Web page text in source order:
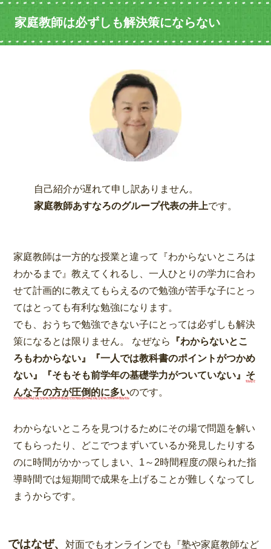
家庭教師は必ずしも解決策にならない
自己紹介が遅れて申し訳ありません。
家庭教師あすなろのグループ代表の井上です。
家庭教師は一方的な授業と違って『わからないところは
わかるまで』教えてくれるし、一人ひとりの学力に合わ
せて計画的に教えてもらえるので勉強が苦手な子にとっ
てはとっても有利な勉強になります。
でも、おうちで勉強できない子にとっては必ずしも解決
策になるとは限りません。 なぜなら
『わからないとこ
ろもわからない』『一人では教科書のポイントがつかめ
ない』『そもそも前学年の基礎学力がついていない』 そ
んな子の方が圧倒的に多いのです。
わからないところを見つけるためにその場で問題を解い
てもらったり、どこでつまずいているか発見したりする
のに時間がかかってしまい、1～2時間程度の限られた指
導時間では短期間で成果を上げることが難しくなってし
まうからです。
ではなぜ、
対面でもオンラインでも『塾や家庭教師など